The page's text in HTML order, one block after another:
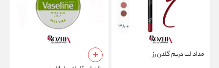
+ 38
مداد لب دریم گلدن رز